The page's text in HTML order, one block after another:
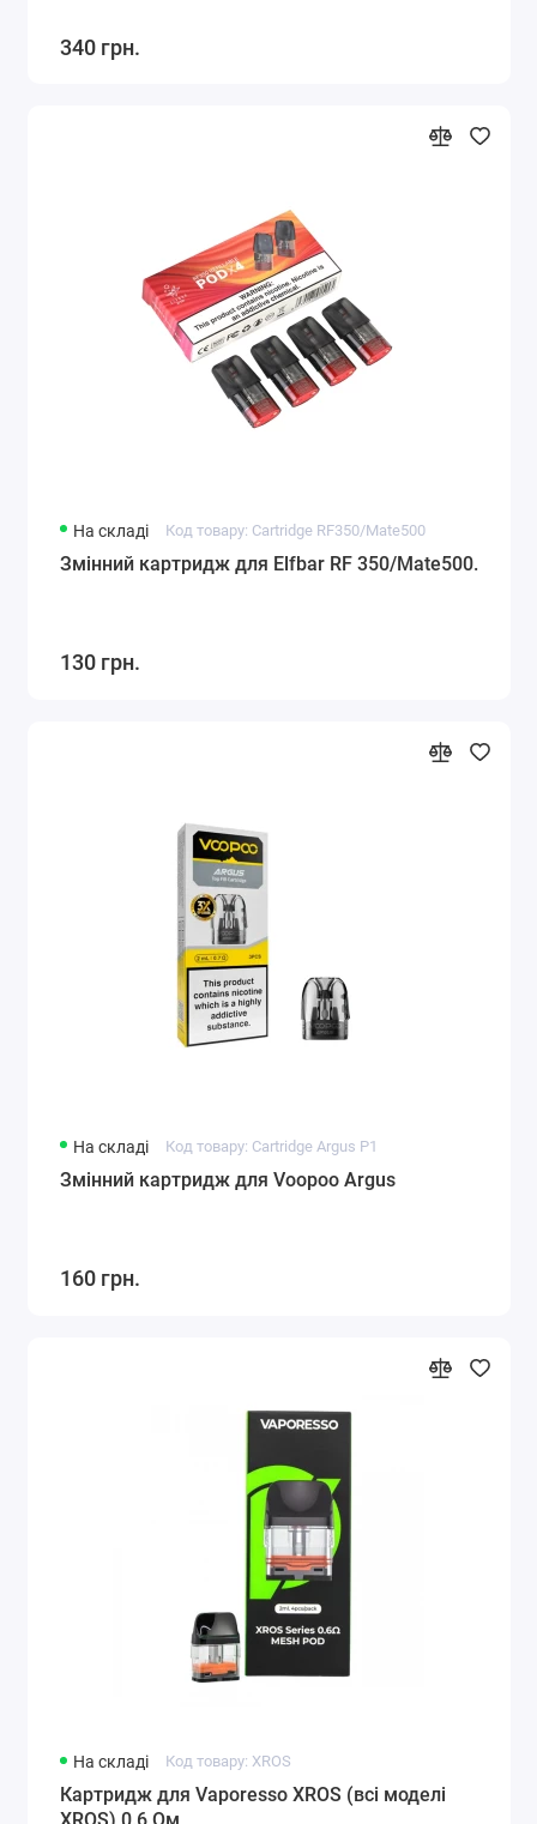
340 грн.
На складі Код товару: Cartridge RF350/Mate500
Змінний картридж для Elfbar RF 350/Mate500.
130 грн.
На складі Код товару: Cartridge Argus P1
Змінний картридж для Voopoo Argus
160 грн.
На складі Код товару: XROS
Картридж для Vaporesso XROS (всі моделі